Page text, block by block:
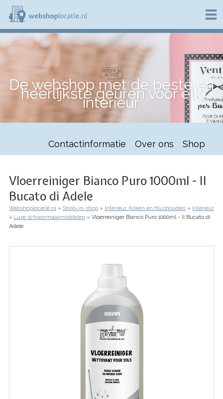
Overslaan
naar
de
inhoud
e
b
o
p
l
De webshop met de beste en
heerlijkste geuren voor elk
interieur.
Contactinformatie Over ons Shop
Vloerreiniger Bianco Puro 1000ml - Il
Bucato di Adele
Kruimelpad
Webshoplocatie.nl Shop-in-shop Interieur, Koken en Huishouden
Interieur
Luxe schoonmaakmiddelen
Vloerreiniger Bianco Puro 1000ml - Il Bucato di
Adele